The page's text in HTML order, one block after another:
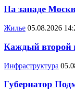
На западе
Жилье 05.08.2026
Каждый второй
Инфраструктура
Губернатор